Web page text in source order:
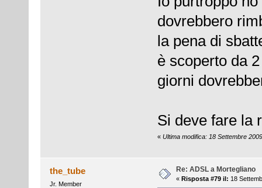
dovrebbero
la pena di
è scoperto da
giorni
Si deve fare la
« Ultima modifica: 18 Settembre
the_tube
Jr. Member
Re: ADSL a Mortegliano
« Risposta #79 il: 18